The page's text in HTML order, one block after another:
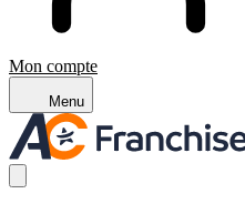
Mon compte
Menu